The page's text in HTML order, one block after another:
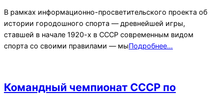
В рамках информационно-просветительского проекта об
истории городошного спорта — древнейшей игры,
ставшей в начале 1920-х в СССР современным видом
спорта со своими правилами — мыПодробнее…
Командный чемпионат СССР по